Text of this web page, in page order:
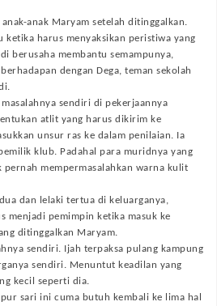
anak Maryam setelah ditinggalkan.
harus menyaksikan peristiwa yang
berusaha membantu semampunya,
dengan Dega, teman sekolah
sendiri di pekerjaannya
atlit yang harus dikirim ke
unsur ras ke dalam penilaian. Ia
klub. Padahal para muridnya yang
pernah mempermasalahkan warna kulit
dan lelaki tertua di keluarganya,
menjadi pemimpin ketika masuk ke
ditinggalkan Maryam.
sendiri. Ijah terpaksa pulang kampung
sendiri. Menuntut keadilan yang
kecil seperti dia.
sari ini cuma butuh kembali ke lima hal